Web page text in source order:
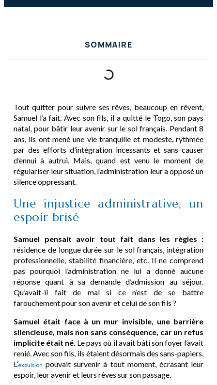
SOMMAIRE
Tout quitter pour suivre ses rêves, beaucoup en rêvent,
Samuel l’a fait. Avec son fils, il a quitté le Togo, son pays
natal, pour bâtir leur avenir sur le sol français. Pendant 8
ans, ils ont mené une vie tranquille et modeste, rythmée
par des efforts d’intégration incessants et sans causer
d’ennui à autrui. Mais, quand est venu le moment de
régulariser leur situation, l’administration leur a opposé un
silence oppressant.
Une injustice administrative, un
espoir brisé
Samuel pensait avoir tout fait dans les règles :
résidence de longue durée sur le sol français, intégration
professionnelle, stabilité financière, etc. Il ne comprend
pas pourquoi l’administration ne lui a donné aucune
réponse quant à sa demande d’admission au séjour.
Qu’avait-il fait de mal si ce n’est de se battre
farouchement pour son avenir et celui de son fils ?
Samuel était face à un mur invisible, une barrière
silencieuse, mais non sans conséquence, car un refus
implicite était né. Le pays où il avait bâti son foyer l’avait
renié. Avec son fils, ils étaient désormais des sans-papiers.
L’expulsion pouvait survenir à tout moment, écrasant leur
espoir, leur avenir et leurs rêves sur son passage.